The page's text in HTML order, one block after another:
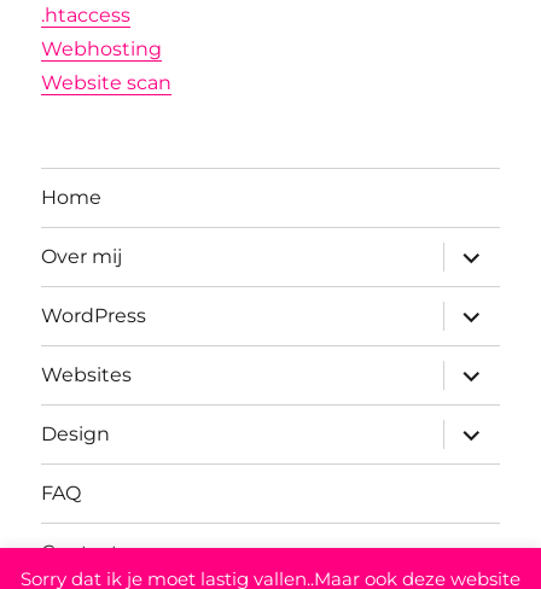
.htaccess
Webhosting
Website scan
Home
Over mij
submenu
WordPress
submenu
Websites
submenu
Design
submenu
FAQ
Contact
Sorry dat ik je moet lastig vallen..Maar ook deze website